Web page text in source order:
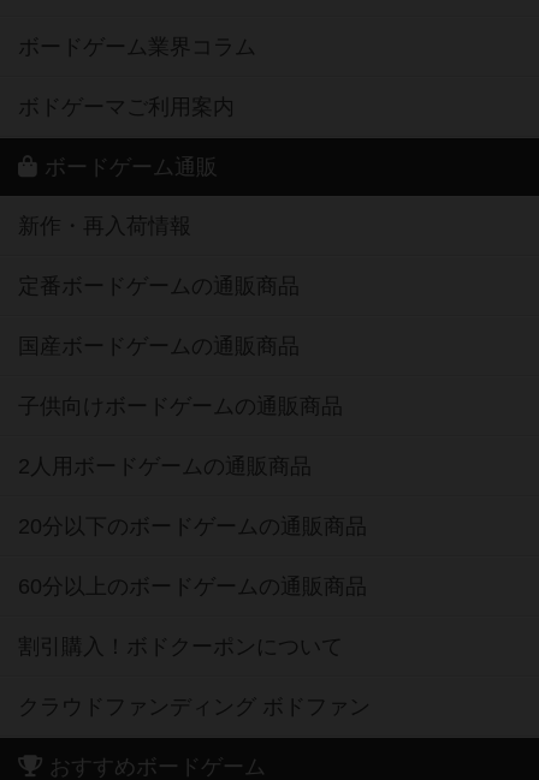
ボードゲーム業界コラム
ボドゲーマご利用案内
ボードゲーム通販
新作・再入荷情報
定番ボードゲームの通販商品
国産ボードゲームの通販商品
子供向けボードゲームの通販商品
2人用ボードゲームの通販商品
20分以下のボードゲームの通販商品
60分以上のボードゲームの通販商品
割引購入！ボドクーポンについて
クラウドファンディング ボドファン
おすすめボードゲーム